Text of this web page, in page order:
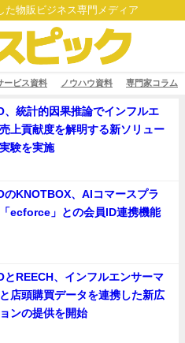
た物販ビジネス専門メディア
ービス資料 ノウハウ資料 専門家コラム
、統計的因果推論でインフルエ
上貢献度を解明する新ソリュー
験を実施
のKNOTBOX、AIコマースプラ
ecforce」との会員ID連携機能
とREECH、インフルエンサーマ
店頭購買データを連携した新広
ンの提供を開始